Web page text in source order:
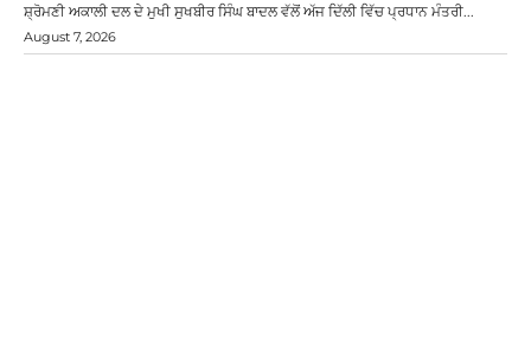
ਸ਼੍ਰੋਮਣੀ ਅਕਾਲੀ ਦਲ ਦੇ ਮੁਖੀ ਸੁਖਬੀਰ ਸਿੰਘ ਬਾਦਲ ਵੱਲੋਂ ਅੱਜ ਦਿੱਲੀ ਵਿੱਚ ਪ੍ਰਧਾਨ ਮੰਤਰੀ...
August 7, 2026